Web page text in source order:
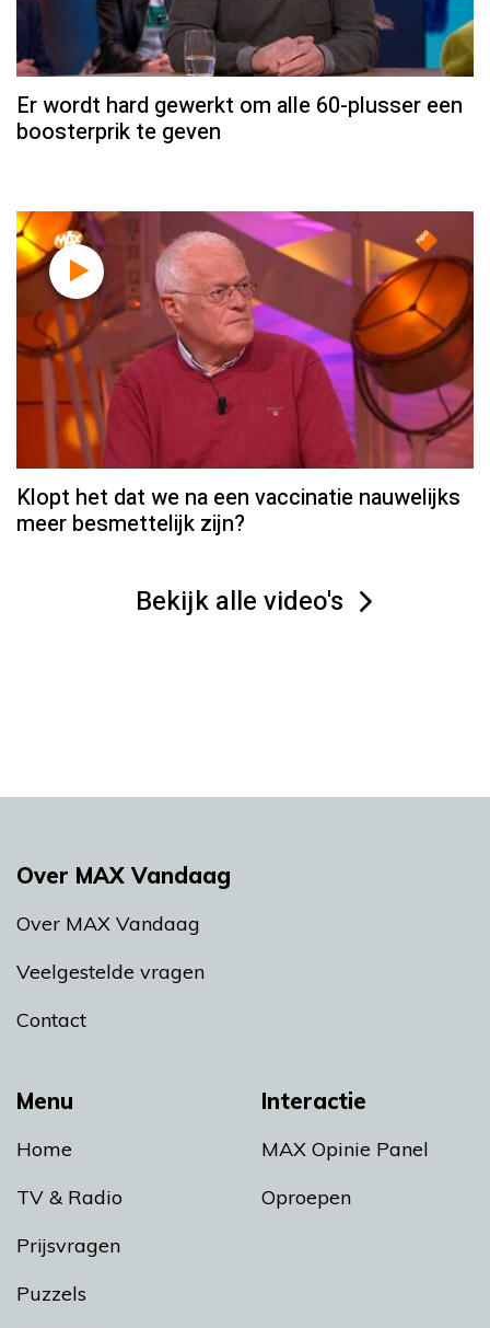
Er wordt hard gewerkt om alle 60-plusser een
boosterprik te geven
Klopt het dat we na een vaccinatie nauwelijks
meer besmettelijk zijn?
Bekijk alle video's
Menu
Home
TV & Radio
Prijsvragen
Puzzels
Interactie
MAX Opinie Panel
Oproepen
Over MAX Vandaag
Over MAX Vandaag
Veelgestelde vragen
Contact